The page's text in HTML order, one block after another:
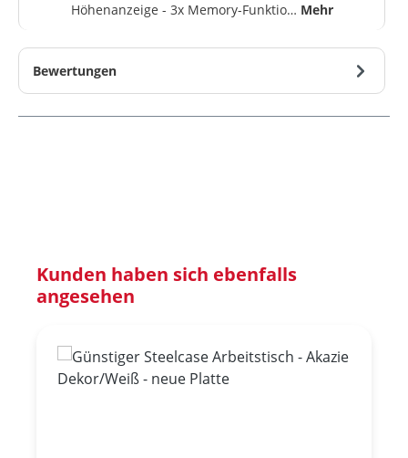
Höhenanzeige - 3x Memory-Funktio… Mehr
Bewertungen
Produktgalerie überspringen
Kunden haben sich ebenfalls
angesehen